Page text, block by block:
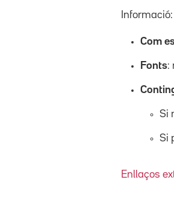
Informació:
Com
Fonts:
Si
Si
Enllaços